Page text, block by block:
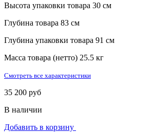
Высота упаковки товара 30 см
Глубина товара 83 см
Глубина упаковки товара 91 см
Масса товара (нетто) 25.5 кг
Смотреть все характеристики
35 200 руб
В наличии
Добавить в корзину